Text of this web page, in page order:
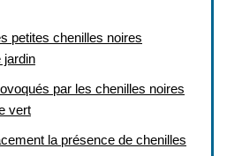
petites chenilles noires
jardin
par les chenilles noires
vert
la présence de chenilles